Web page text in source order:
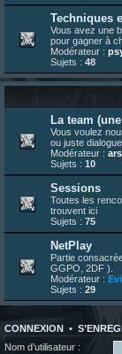
22 juin 12:27¦indy:Yo !
22 juin 08:49¦veja:Yo
Techniques
Vous avez une
pour gagner à
Modérateur :
Sujets : 48
La team
Vous voulez
ou juste
Modérateur :
Sujets : 10
Sessions
Toutes les
trouvent ici
Sujets : 75
NetPlay
Partie
GGPO, 2DF ).
Modérateur :
Sujets : 29
CONNEXION •
Nom d’utilisateur :